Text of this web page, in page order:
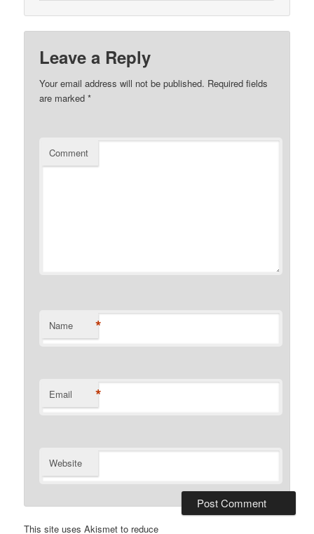
Leave a Reply
Your email address will not be published. Required fields
are marked*
Comment
Name *
Email *
Website
This site uses Akismet to reduce